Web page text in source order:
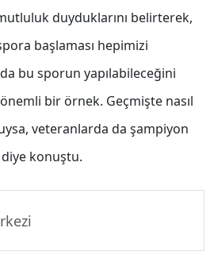
duyduklarını belirterek,
başlaması hepimizi
bu sporun yapılabileceğini
bir örnek. Geçmişte nasıl
veteranlarda da şampiyon
diye konuştu.